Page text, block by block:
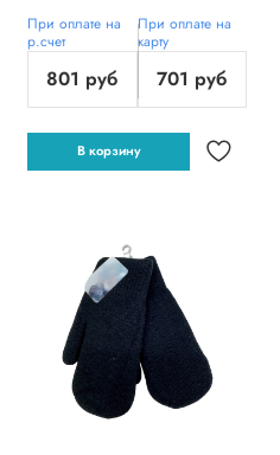
При оплате на
р.счет
801 руб
При оплате на
карту
701 руб
В корзину